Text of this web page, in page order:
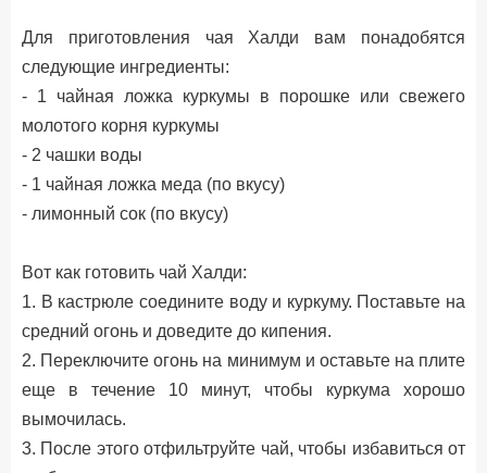
Для приготовления чая Халди вам понадобятся
следующие ингредиенты:
- 1 чайная ложка куркумы в порошке или свежего
молотого корня куркумы
- 2 чашки воды
- 1 чайная ложка меда (по вкусу)
- лимонный сок (по вкусу)
Вот как готовить чай Халди:
1. В кастрюле соедините воду и куркуму. Поставьте на
средний огонь и доведите до кипения.
2. Переключите огонь на минимум и оставьте на плите
еще в течение 10 минут, чтобы куркума хорошо
вымочилась.
3. После этого отфильтруйте чай, чтобы избавиться от